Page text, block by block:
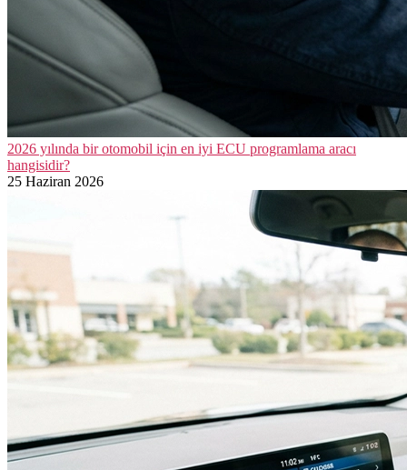
2026 yılında bir otomobil için en iyi ECU programlama aracı
hangisidir?
25 Haziran 2026